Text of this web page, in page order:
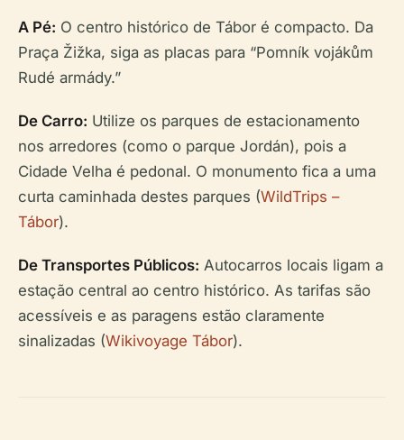
A Pé: O centro histórico de Tábor é compacto. Da
Praça Žižka, siga as placas para “Pomník vojákům
Rudé armády.”
De Carro: Utilize os parques de estacionamento
nos arredores (como o parque Jordán), pois a
Cidade Velha é pedonal. O monumento fica a uma
curta caminhada destes parques (WildTrips –
Tábor).
De Transportes Públicos: Autocarros locais ligam a
estação central ao centro histórico. As tarifas são
acessíveis e as paragens estão claramente
sinalizadas (Wikivoyage Tábor).